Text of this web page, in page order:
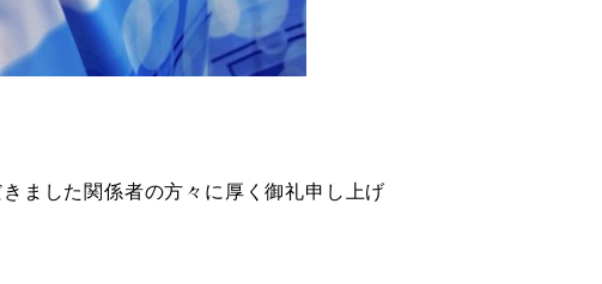
ました関係者の方々に厚く御礼申し上げ